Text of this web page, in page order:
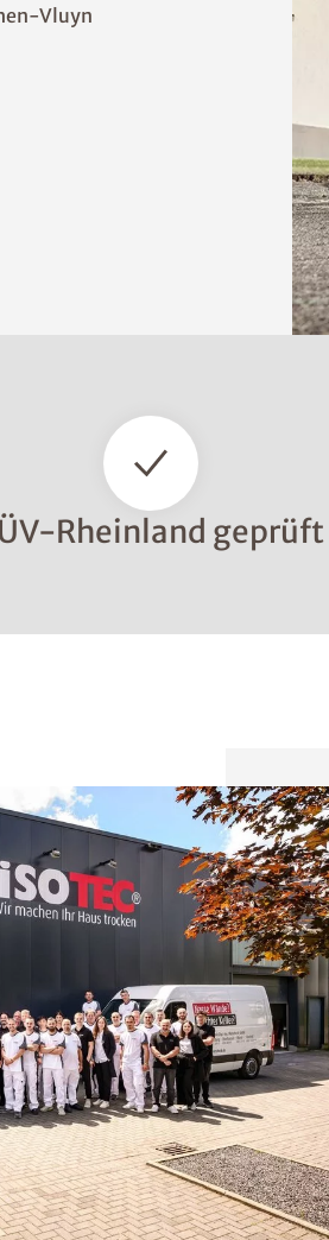
Vluyn
Rheinland geprüft